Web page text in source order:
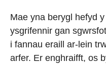
Mae yna berygl hefyd
ysgrifennir gan
i fannau eraill ar-lein
arfer. Er enghraifft, os